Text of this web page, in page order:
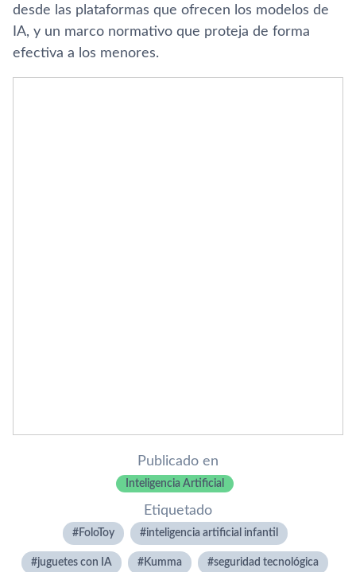
desde las plataformas que ofrecen los modelos de
IA, y un marco normativo que proteja de forma
efectiva a los menores.
Publicado en
Inteligencia Artificial
Etiquetado
FoloToy inteligencia artificial infantil
juguetes con IA Kumma seguridad tecnológica